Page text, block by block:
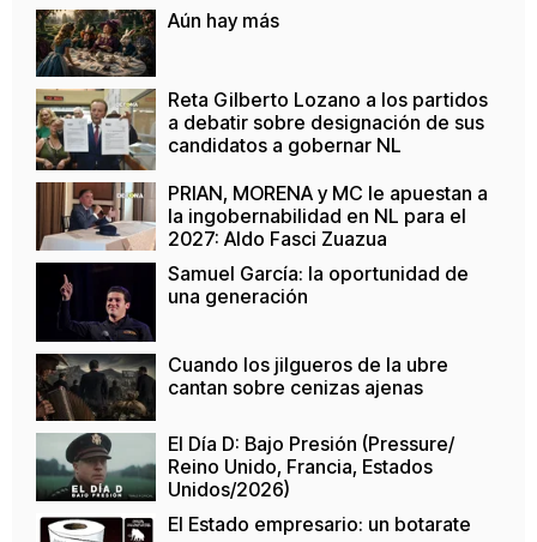
Aún hay más
Reta Gilberto Lozano a los partidos
a debatir sobre designación de sus
candidatos a gobernar NL
PRIAN, MORENA y MC le apuestan a
la ingobernabilidad en NL para el
2027: Aldo Fasci Zuazua
Samuel García: la oportunidad de
una generación
Cuando los jilgueros de la ubre
cantan sobre cenizas ajenas
El Día D: Bajo Presión (Pressure/
Reino Unido, Francia, Estados
Unidos/2026)
El Estado empresario: un botarate